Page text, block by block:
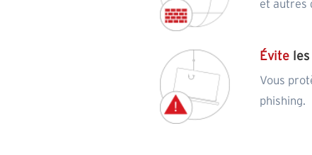
et autres
Évite
Vous
phishing.